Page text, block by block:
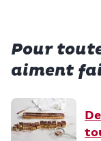
Pour
aiment